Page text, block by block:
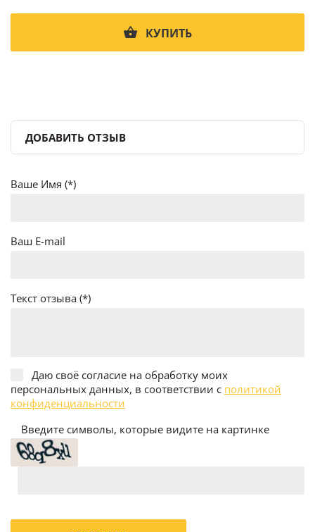
КУПИТЬ
ДОБАВИТЬ ОТЗЫВ
Ваше Имя (*)
Ваш E-mail
Текст отзыва (*)
Даю своё согласие на обработку моих
персональных данных, в соответствии с политикой
конфиденциальности
Введите символы, которые видите на картинке